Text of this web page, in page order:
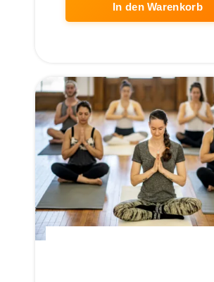
In den Warenkorb